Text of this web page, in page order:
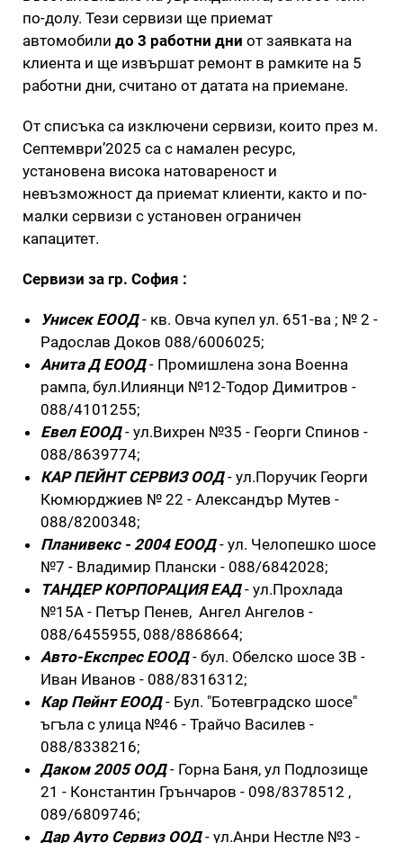
по-долу. Тези сервизи ще приемат
автомобили до 3 работни дни от заявката на
клиента и ще извършат ремонт в рамките на 5
работни дни, считано от датата на приемане.
От списъка са изключени сервизи, които през м.
Септември’2025 са с намален ресурс,
установена висока натовареност и
невъзможност да приемат клиенти, както и по-
малки сервизи с установен ограничен
капацитет.
Сервизи за гр. София :
Унисек ЕООД- кв. Овча купел ул. 651-ва ; № 2 -
Радослав Доков 088/6006025;
Анита Д ЕООД- Промишлена зона Военна
рампа, бул.Илиянци №12-Тодор Димитров -
088/4101255;
Евел ЕООД- ул.Вихрен №35 - Георги Спинов -
088/8639774;
КАР ПЕЙНТ СЕРВИЗ ООД- ул.Поручик Георги
Кюмюрджиев № 22 - Александър Мутев -
088/8200348;
Планивекс - 2004 ЕООД- ул. Челопешко шосе
№7 - Владимир Плански - 088/6842028;
ТАНДЕР КОРПОРАЦИЯ ЕАД- ул.Прохлада
№15А - Петър Пенев, Ангел Ангелов -
088/6455955, 088/8868664;
Авто-Експрес ЕООД- бул. Обелско шосе 3В -
Иван Иванов - 088/8316312;
Кар Пейнт ЕООД- Бул. "Ботевградско шосе"
ъгъла с улица №46 - Трайчо Василев -
088/8338216;
Даком 2005 ООД- Горна Баня, ул Подлозище
21 - Константин Грънчаров - 098/8378512 ,
089/6809746;
Дар Ауто Сервиз ООД- ул.Анри Нестле №3 -